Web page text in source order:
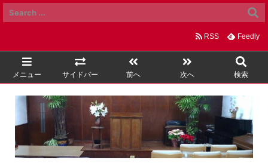
メニュー サイドバー 前へ 次へ 検索
RSS Feedly